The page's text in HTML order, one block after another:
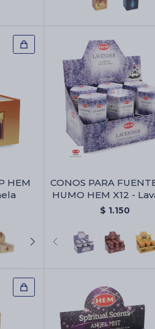
HEM
CONOS PARA
HUMO HEM X12 -
$ 1.150